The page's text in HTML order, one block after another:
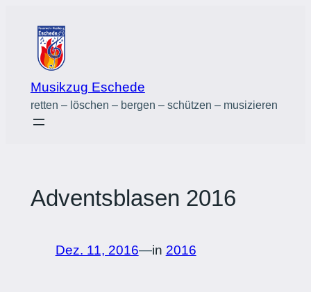
springen
Musikzug Eschede
retten – löschen – bergen – schützen – musizieren
Adventsblasen 2016
Dez. 11, 2016—in 2016